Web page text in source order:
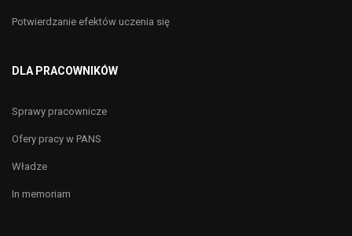
Potwierdzanie efektów uczenia się
DLA PRACOWNIKÓW
Sprawy pracownicze
Ofery pracy w PANS
Władze
In memoriam